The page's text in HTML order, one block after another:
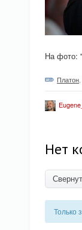
На фото: "
Платон
Нет
Только